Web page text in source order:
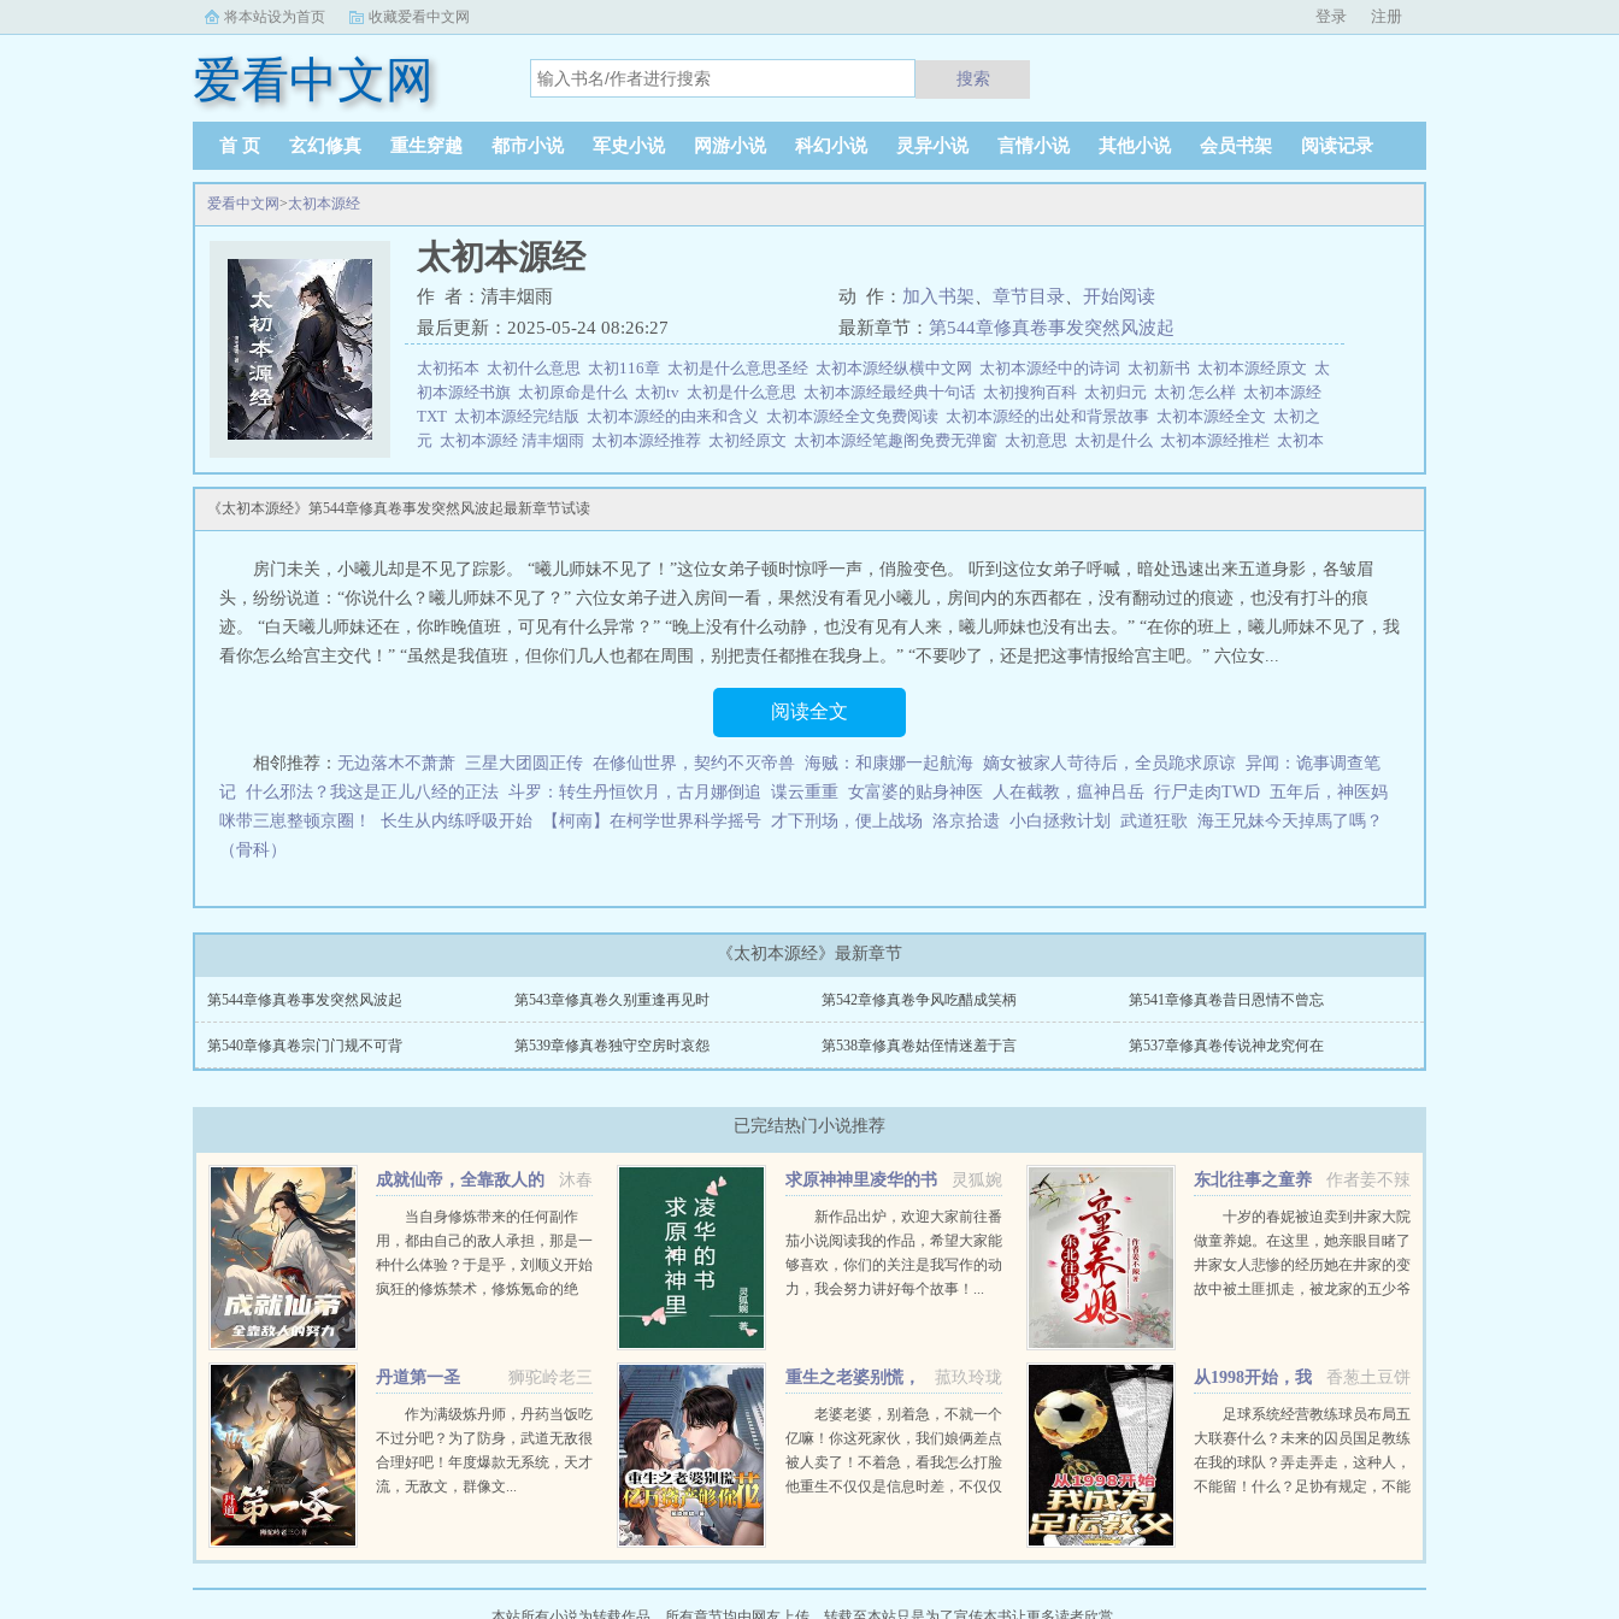
将本站设为首页 收藏爱看中文网 登录 注册
爱看中文网 搜索
首 页 玄幻修真 重生穿越 都市小说 军史小说 网游小说 科幻小说 灵异小说 言情小说 其他小说 会员书架 阅读记录
爱看中文网>太初本源经
太初本源经
作 者：清丰烟雨 动 作： 加入书架 章节目录
开始阅读
最后更新：2025-05-24 08:26:27
最新章节： 第544章修真卷事发突然风波起
太初拓本 太初什么意思 太初116章 太初是什么意思圣经 太初本源经纵横中文网 太初本源经中的诗词 太初新书 太初本源经原文 太
初本源经书旗 太初原命是什么 太初tv 太初是什么意思 太初本源经最经典十句话 太初搜狗百科 太初归元 太初 怎么样 太初本源经
TXT 太初本源经完结版 太初本源经的由来和含义 太初本源经全文免费阅读 太初本源经的出处和背景故事 太初本源经全文 太初之
元 太初本源经 清丰烟雨 太初本源经推荐 太初经原文 太初本源经笔趣阁免费无弹窗 太初意思 太初是什么 太初本源经推栏 太初本
本太初本源经清风烟雨作者简介太初这本书是什么情况太初本源经清丰烟雨作者太初是啥太初起源太初本源经百度太初简
介太初原命太初精髓太初本源经百度百科
不料祸起萧墙，走漏风声，引来原始魔帝、轮回神帝、时间剑帝、空间刀帝、大荒神帝、阴阳神帝窥视，造化神帝知道此事无法善
了，布下莫测棋局，施展无上道法，封印鸿蒙珠，屏蔽因果，化丹成界，一为地球，一为九州大陆。50亿年后，鸿蒙珠解封，造化神
帝的一缕神识携地球华人姜云轩的无暇神魂穿越到九州大陆，推演《太初本源经》，驾驭鸿蒙珠，纵横武道界，驰骋修真界，无敌仙
界，登峰神界，终成太初主宰。太初本源经
《太初本源经》第544章修真卷事发突然风波起最新章节试读
房门未关，小曦儿却是不见了踪影。 “曦儿师妹不见了！”这位女弟子顿时惊呼一声，俏脸变色。 听到这位女弟子呼喊，暗处迅速出来五道身影，各皱眉
头，纷纷说道：“你说什么？曦儿师妹不见了？” 六位女弟子进入房间一看，果然没有看见小曦儿，房间内的东西都在，没有翻动过的痕迹，也没有打斗的痕
迹。 “白天曦儿师妹还在，你昨晚值班，可见有什么异常？” “晚上没有什么动静，也没有见有人来，曦儿师妹也没有出去。” “在你的班上，曦儿师妹不见了，我
看你怎么给宫主交代！” “虽然是我值班，但你们几人也都在周围，别把责任都推在我身上。” “不要吵了，还是把这事情报给宫主吧。” 六位女...
阅读全文
相邻推荐： 无边落木不萧萧 三星大团圆正传 在修仙世界，契约不灭帝兽 海贼：和康娜一起航海 嫡女被家人苛待后，全员跪求原谅 异闻：诡事调查笔
记 什么邪法？我这是正儿八经的正法 斗罗：转生丹恒饮月，古月娜倒追 谍云重重 女富婆的贴身神医 人在截教，瘟神吕岳 行尸走肉TWD 五年后，神医妈
咪带三崽整顿京圈！
长生从内练呼吸开始 【柯南】在柯学世界科学摇号 才下刑场，便上战场 洛京拾遗 小白拯救计划 武道狂歌 海王兄妹今天掉馬了嗎？
（骨科）
《太初本源经》最新章节
第544章修真卷事发突然风波起 第543章修真卷久别重逢再见时 第542章修真卷争风吃醋成笑柄 第541章修真卷昔日恩情不曾忘
第540章修真卷宗门门规不可背 第539章修真卷独守空房时哀怨 第538章修真卷姑侄情迷羞于言 第537章修真卷传说神龙究何在
已完结热门小说推荐
沐春
成就仙帝，全靠敌人的
努力当自身修炼带来的任何副作
用，都由自己的敌人承担，那是一
种什么体验？于是乎，刘顺义开始
疯狂的修炼禁术，修炼氪命的绝
切...
灵狐婉
求原神神里凌华的书
新作品出炉，欢迎大家前往番
茄小说阅读我的作品，希望大家能
够喜欢，你们的关注是我写作的动
力，我会努力讲好每个故事！...
作者姜不辣
东北往事之童养
十岁的春妮被迫卖到井家大院
做童养媳。在这里，她亲眼目睹了
井家女人悲惨的经历她在井家的变
故中被土匪抓走，被龙家的五少爷
狮驼岭老三
丹道第一圣
作为满级炼丹师，丹药当饭吃
不过分吧？为了防身，武道无敌很
合理好吧！年度爆款无系统，天才
流，无敌文，群像文...
菰玖玲珑
重生之老婆别慌，
亿万资产够你花
老婆老婆，别着急，不就一个
亿嘛！你这死家伙，我们娘俩差点
被人卖了！不着急，看我怎么打脸
他重生不仅仅是信息时差，不仅仅
香葱土豆饼
从1998开始，我
成为足坛教父
足球系统经营教练球员布局五
大联赛什么？未来的囚员国足教练
在我的球队？弄走弄走，这种人，
不能留！什么？足协有规定，不能